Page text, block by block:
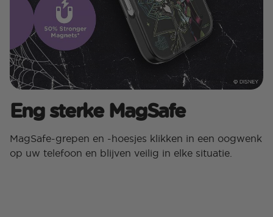
Eng sterke MagSafe
MagSafe-grepen en -hoesjes klikken in een oogwenk
op uw telefoon en blijven veilig in elke situatie.